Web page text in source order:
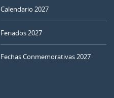
Calendario 2027
Feriados 2027
Fechas Conmemorativas 2027